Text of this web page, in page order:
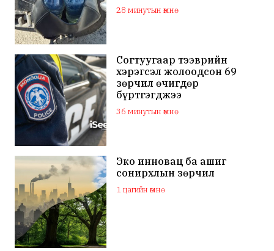
28 минутын өмнө
Согтуугаар тээврийн
хэрэгсэл жолоодсон 69
зөрчил өчигдөр
бүртгэгджээ
36 минутын өмнө
Эко инновац ба ашиг
сонирхлын зөрчил
1 цагийн өмнө